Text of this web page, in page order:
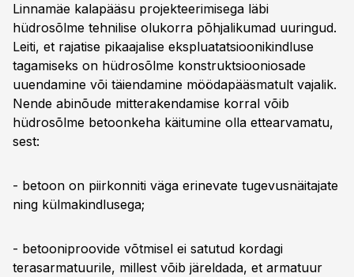
Linnamäe kalapääsu projekteerimisega läbi
hüdrosõlme tehnilise olukorra põhjalikumad uuringud.
Leiti, et rajatise pikaajalise ekspluatatsioonikindluse
tagamiseks on hüdrosõlme konstruktsiooniosade
uuendamine või täiendamine möödapääsmatult vajalik.
Nende abinõude mitterakendamise korral võib
hüdrosõlme betoonkeha käitumine olla ettearvamatu,
sest:
- betoon on piirkonniti väga erinevate tugevusnäitajate
ning külmakindlusega;
- betooniproovide võtmisel ei satutud kordagi
terasarmatuurile, millest võib järeldada, et armatuur